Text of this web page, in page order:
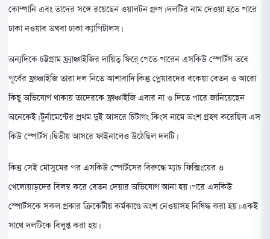
কোম্পানি এবং তাদের সঙ্গে রয়েছেন ওয়ালটন গ্রুপ।দলটির নাম দেওয়া হতে পারে
ঢাকা নওয়াব অথবা ঢাকা ক্যাপিটালস।
অন্যদিকে চট্টগ্রাম ফ্র্যাঞ্চাইজির দায়িত্ব ফিরে্ পেতে পারেন এসকিউ স্পোর্টস তবে
পূর্বের ফ্রাঞ্চাইজি তারা দল নিতে আশাবাদি।কিন্তু প্লেয়ারদের বকেয়া বেতন ও আরো
কিছু অভিযোগ থাকায় তাদেরকে ফ্রাঞ্চাইজি এবার না ও দিতে পারে জানিয়েছেন
অনেকেই। টুর্নামেন্টের প্রথম দুই আসরে চিটাগং কিংস নামে অংশ গ্রহণ করেছিল এস
কিউ স্পোর্টস। দ্বিতীয় আসরে ফাইনালেও উঠেছিল দলটি।
কিন্তু সেই মৌসুমের পর এসকিউ স্পোর্টসের বিরুদ্ধে ম্যাচ ফিক্সিংয়ের ও
খেলোয়াড়দের বিলম্ব করে বেতন দেয়ার অভিযোগ আনা হয়। পরে এসকিউ
স্পোর্টসকে সকল প্রকার ক্রিকেটীয় কর্মকাণ্ডে অংশ নেওয়াসহ নিষিদ্ধ করা হয়। একই
সাথে দলটিকে বিলুপ্ত করা হয়।